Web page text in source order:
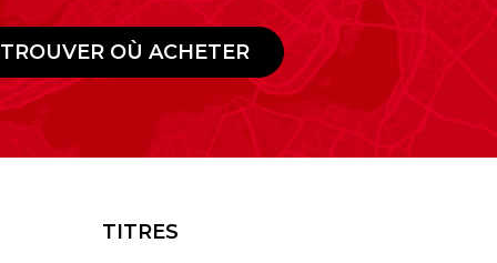
TROUVER OÙ ACHETER
TITRES